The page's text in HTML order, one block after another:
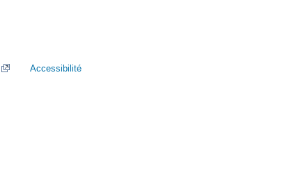
Accessibilité